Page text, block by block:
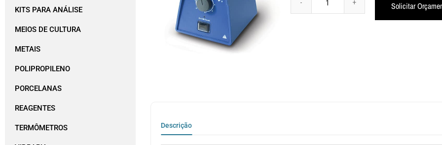
KITS PARA ANÁLISE
MEIOS DE CULTURA
METAIS
POLIPROPILENO
PORCELANAS
REAGENTES
TERMÔMETROS
Solicitar
Descrição